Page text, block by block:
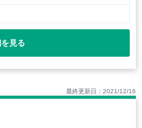
見る
最終更新日：2021/12/16